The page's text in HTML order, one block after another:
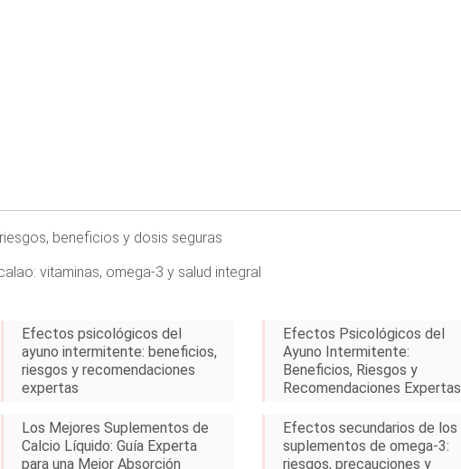
beneficios y dosis seguras
vitaminas, omega-3 y salud integral
Efectos psicológicos del
ayuno intermitente: beneficios,
riesgos y recomendaciones
expertas
Efectos Psicológicos del
Ayuno Intermitente:
Beneficios, Riesgos y
Recomendaciones Expertas
Los Mejores Suplementos de
Calcio Líquido: Guía Experta
para una Mejor Absorción
Efectos secundarios de los
suplementos de omega-3:
riesgos, precauciones y